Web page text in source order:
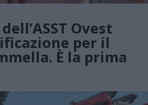
Ovest
per il
È la prima